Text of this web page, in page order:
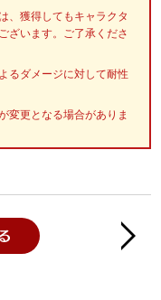
、獲得してもキャラクタ
ざいます。ご了承くださ
るダメージに対して耐性
変更となる場合がありま